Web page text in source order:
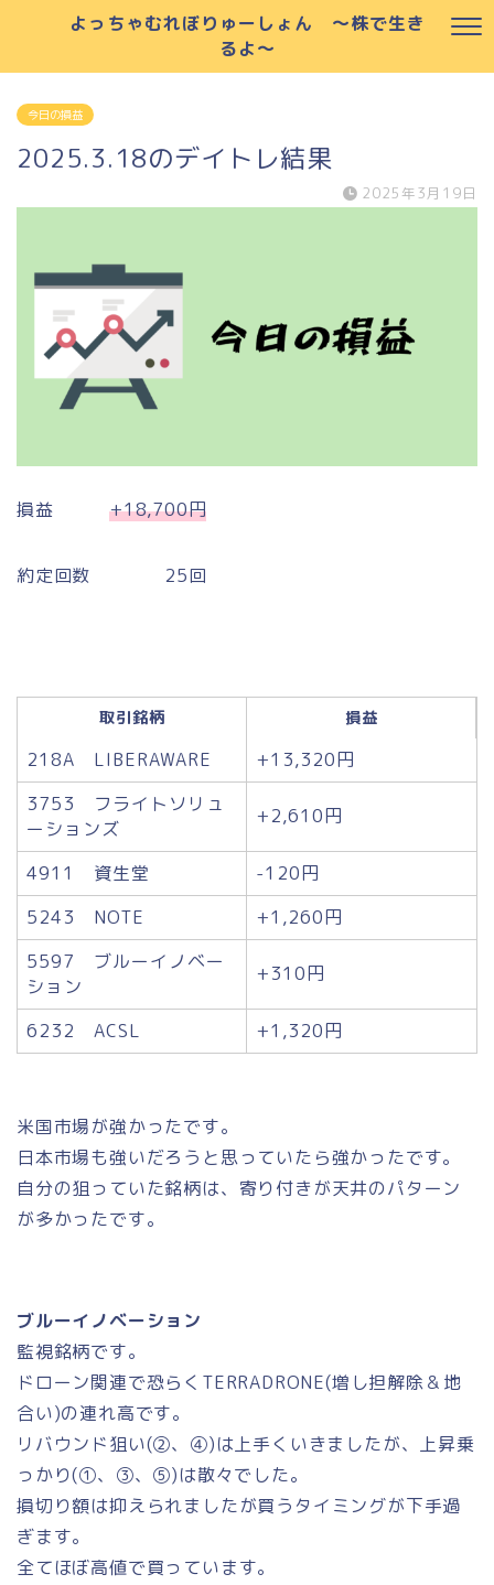
よっちゃむれぼりゅーしょん ～株で生き
るよ～
今日の損益
2025.3.18のデイトレ結果
2025年3月19日
損益 +18,700円
約定回数 25回
取引銘柄 損益
218A LIBERAWARE
+13,320円
3753 フライトソリュ
ーションズ
+2,610円
4911 資生堂
-120円
5243 NOTE
+1,260円
5597 ブルーイノベー
ション
+310円
6232 ACSL +1,320円
米国市場が強かったです。
日本市場も強いだろうと思っていたら強かったです。
自分の狙っていた銘柄は、寄り付きが天井のパターン
が多かったです。
ブルーイノベーション
監視銘柄です。
ドローン関連で恐らくTERRADRONE(増し担解除＆地
合い)の連れ高です。
リバウンド狙い(②、④)は上手くいきましたが、上昇乗
っかり(①、③、⑤)は散々でした。
損切り額は抑えられましたが買うタイミングが下手過
ぎます。
全てほぼ高値で買っています。